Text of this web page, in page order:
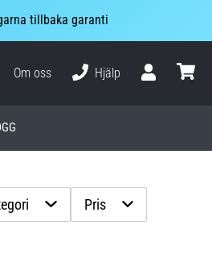
tillbaka garanti
Om oss
Hjälp
Pris